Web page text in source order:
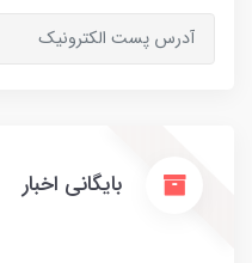
بایگانی اخبار